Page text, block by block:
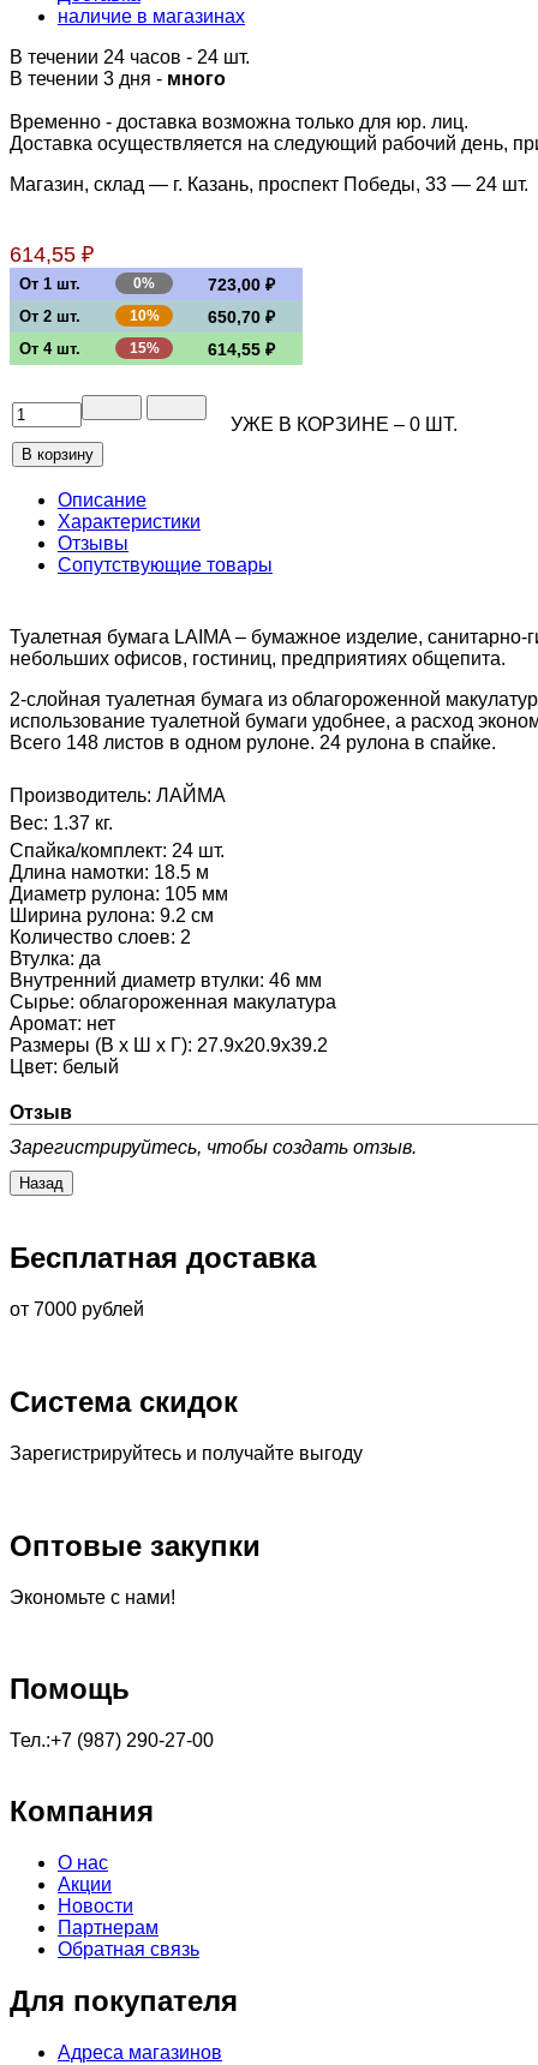
наличие в магазинах
В течении 24 часов - 24 шт.
В течении 3 дня - много
Временно - доставка возможна только для юр. лиц.
Доставка осуществляется на следующий рабочий день,
Магазин, склад — г. Казань, проспект Победы, 33 — 24 шт.
614,55 ₽
От 1 шт. 0% 723,00 ₽
От 2 шт. 10% 650,70 ₽
От 4 шт. 15% 614,55 ₽
УЖЕ В КОРЗИНЕ – 0 ШТ.
Описание
Характеристики
Отзывы
Сопутствующие товары
Туалетная бумага LAIMA – бумажное изделие, санитарно-
небольших офисов, гостиниц, предприятиях общепита.
2-слойная туалетная бумага из облагороженной
использование туалетной бумаги удобнее, а расход
Всего 148 листов в одном рулоне. 24 рулона в спайке.
Производитель: ЛАЙМА
Вес: 1.37 кг.
Спайка/комплект: 24 шт.
Длина намотки: 18.5 м
Диаметр рулона: 105 мм
Ширина рулона: 9.2 см
Количество слоев: 2
Втулка: да
Внутренний диаметр втулки: 46 мм
Сырье: облагороженная макулатура
Аромат: нет
Размеры (В х Ш х Г): 27.9x20.9x39.2
Цвет: белый
Отзыв
Зарегистрируйтесь, чтобы создать отзыв.
Бесплатная доставка
от 7000 рублей
Система скидок
Зарегистрируйтесь и получайте выгоду
Оптовые закупки
Экономьте с нами!
Помощь
Тел.:+7 (987) 290-27-00
Компания
О нас
Акции
Новости
Партнерам
Обратная связь
Для покупателя
Адреса магазинов